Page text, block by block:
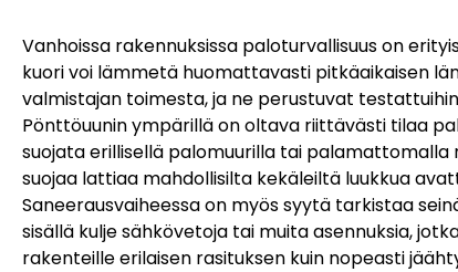
Vanhoissa rakennuksissa paloturvallisuus on
kuori voi lämmetä huomattavasti pitkäaikaisen
valmistajan toimesta, ja ne perustuvat
Pönttöuunin ympärillä on oltava riittävästi tilaa
suojata erillisellä palomuurilla tai palamattomalla
suojaa lattiaa mahdollisilta kekäleiltä luukkua
Saneerausvaiheessa on myös syytä tarkistaa
sisällä kulje sähkövetoja tai muita asennuksia,
rakenteille erilaisen rasituksen kuin nopeasti